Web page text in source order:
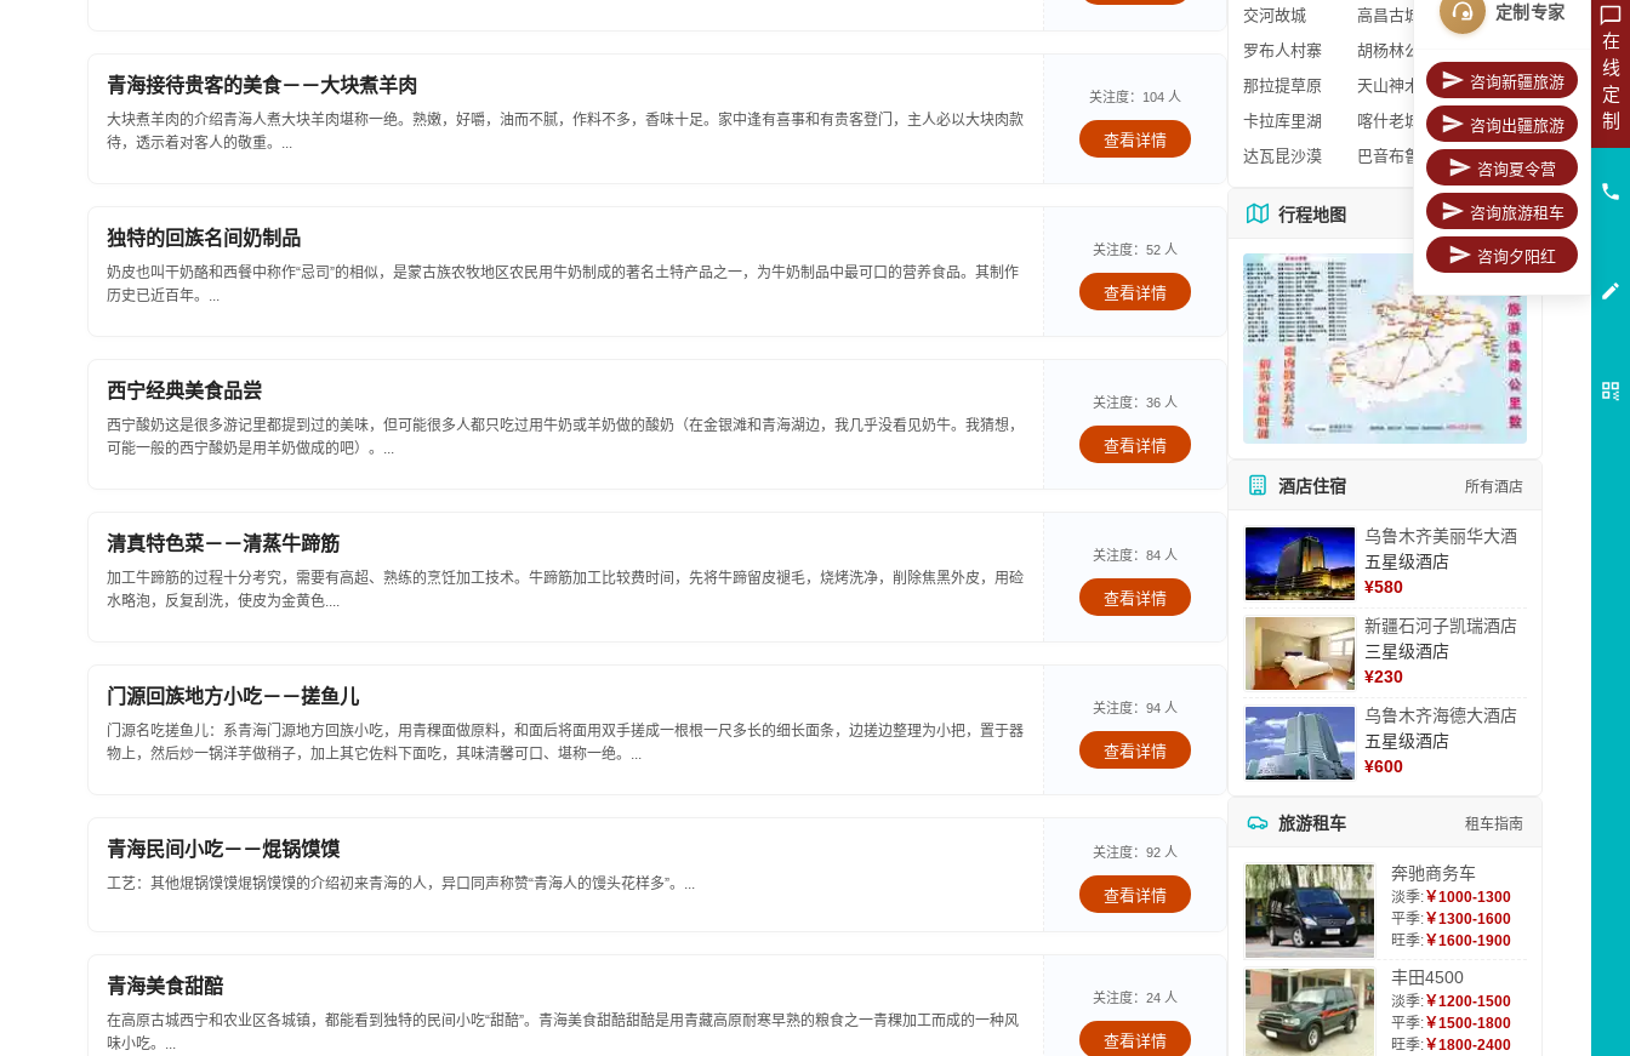
青海接待贵客的美食－－大块煮羊肉
大块煮羊肉的介绍青海人煮大块羊肉堪称一绝。熟嫩，好嚼，油而不腻，作料不多，香味十足。家中逢有喜事和有贵客登门，主人必以大块肉款
待，透示着对客人的敬重。...
关注度：104 人
查看详情
独特的回族名间奶制品
奶皮也叫干奶酪和西餐中称作“忌司”的相似，是蒙古族农牧地区农民用牛奶制成的著名土特产品之一，为牛奶制品中最可口的营养食品。其制作
历史已近百年。...
关注度：52 人
查看详情
西宁经典美食品尝
西宁酸奶这是很多游记里都提到过的美味，但可能很多人都只吃过用牛奶或羊奶做的酸奶（在金银滩和青海湖边，我几乎没看见奶牛。我猜想，
可能一般的西宁酸奶是用羊奶做成的吧）。...
关注度：36 人
查看详情
清真特色菜－－清蒸牛蹄筋
加工牛蹄筋的过程十分考究，需要有高超、熟练的烹饪加工技术。牛蹄筋加工比较费时间，先将牛蹄留皮褪毛，烧烤洗净，削除焦黑外皮，用硷
水略泡，反复刮洗，使皮为金黄色....
关注度：84 人
查看详情
门源回族地方小吃－－搓鱼儿
门源名吃搓鱼儿：系青海门源地方回族小吃，用青稞面做原料，和面后将面用双手搓成一根根一尺多长的细长面条，边搓边整理为小把，置于器
物上，然后炒一锅洋芋做稍子，加上其它佐料下面吃，其味清馨可口、堪称一绝。...
关注度：94 人
查看详情
青海民间小吃－－焜锅馍馍
工艺：其他焜锅馍馍焜锅馍馍的介绍初来青海的人，异口同声称赞“青海人的馒头花样多”。...
关注度：92 人
查看详情
青海美食甜醅
在高原古城西宁和农业区各城镇，都能看到独特的民间小吃“甜醅”。青海美食甜醅甜醅是用青藏高原耐寒早熟的粮食之一青稞加工而成的一种风
味小吃。...
关注度：24 人
查看详情
交河故城
高昌古城
罗布人村寨
胡杨林公园
那拉提草原
天山神木园
卡拉库里湖
喀什老城区
达瓦昆沙漠
巴音布鲁克
行程地图 更多地图
酒店住宿 所有酒店
乌鲁木齐美丽华大酒
五星级酒店
¥580
新疆石河子凯瑞酒店
三星级酒店
¥230
乌鲁木齐海德大酒店
五星级酒店
¥600
旅游租车 租车指南
奔驰商务车
淡季:￥1000-1300
平季:￥1300-1600
旺季:￥1600-1900
丰田4500
淡季:￥1200-1500
平季:￥1500-1800
旺季:￥1800-2400
在
线
定
制
定制专家
咨询新疆旅游
咨询出疆旅游
咨询夏令营
咨询旅游租车
咨询夕阳红